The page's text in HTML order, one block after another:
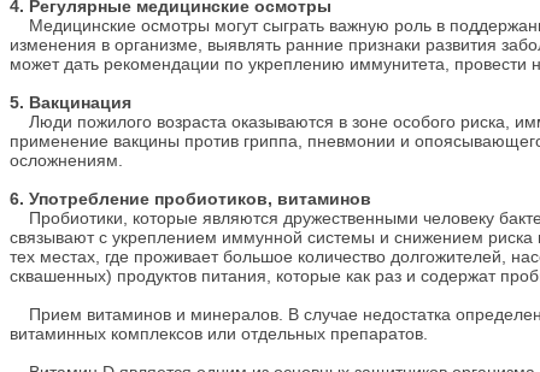
4. Регулярные медицинские осмотры
Медицинские осмотры могут сыграть важную роль в
изменения в организме, выявлять ранние признаки развития
может дать рекомендации по укреплению иммунитета,
5. Вакцинация
Люди пожилого возраста оказываются в зоне особого риска,
применение вакцины против гриппа, пневмонии и
осложнениям.
6. Употребление пробиотиков, витаминов
Пробиотики, которые являются дружественными человеку
связывают с укреплением иммунной системы и снижением риска
тех местах, где проживает большое количество долгожителей,
сквашенных) продуктов питания, которые как раз и содержат
Прием витаминов и минералов. В случае недостатка
витаминных комплексов или отдельных препаратов.